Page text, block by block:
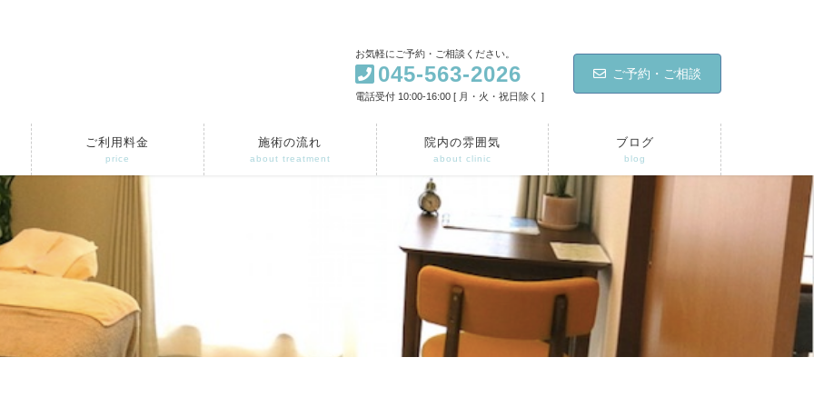
お気軽にご予約・ご相談ください。
045-563-2026
電話受付 10:00-16:00 [ 月・火・祝日除く ]
ご予約・ご相談
ご利用料金
price
施術の流れ
about treatment
院内の雰囲気
about clinic
ブログ
blog